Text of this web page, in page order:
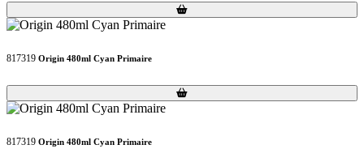
Loading...
Loading...
817319 Origin 480ml Cyan Primaire
Loading...
Loading...
817319 Origin 480ml Cyan Primaire